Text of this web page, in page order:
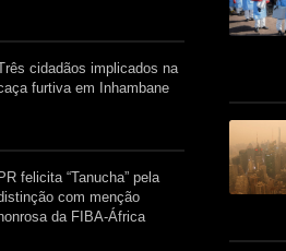
cidadãos implicados na
furtiva em Inhambane
PR felicita “Tanucha” pela
com menção
honrosa da FIBA-África